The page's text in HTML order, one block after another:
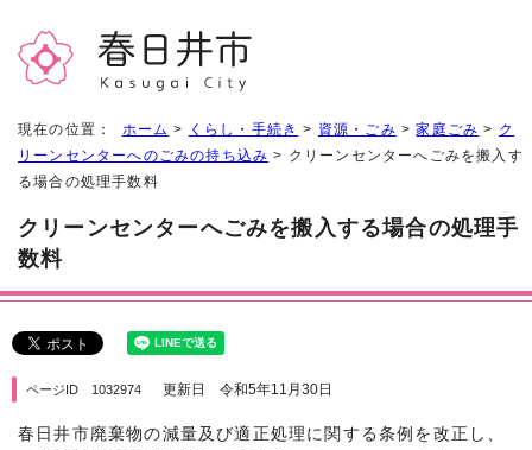
現在の位置： ホーム > くらし・手続き > 資源・ごみ >家庭ごみ > ク
リーンセンターへのごみの持ち込み > クリーンセンターへごみを搬入す
る場合の処理手数料
クリーンセンターへごみを搬入する場合の処理手
数料
ページID 1032974 更新日 令和5年11月30日
春日井市廃棄物の減量及び適正処理に関する条例を改正し、